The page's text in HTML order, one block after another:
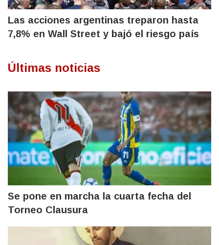
Las acciones argentinas treparon hasta
7,8% en Wall Street y bajó el riesgo país
Últimas noticias
Se pone en marcha la cuarta fecha del
Torneo Clausura